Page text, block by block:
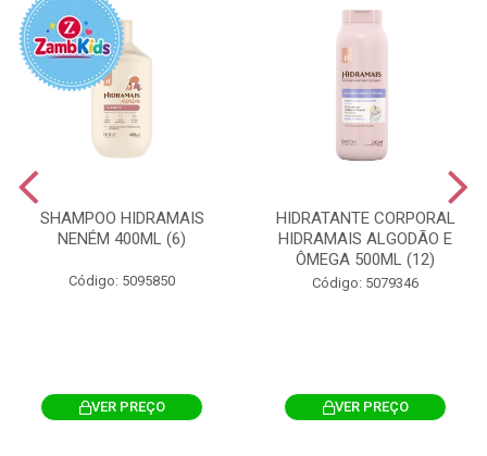
SHAMPOO HIDRAMAIS
NENÉM 400ML (6)
Código: 5095850
VER PREÇO
HIDRATANTE CORPORAL
HIDRAMAIS ALGODÃO E
ÔMEGA 500ML (12)
Código: 5079346
VER PREÇO